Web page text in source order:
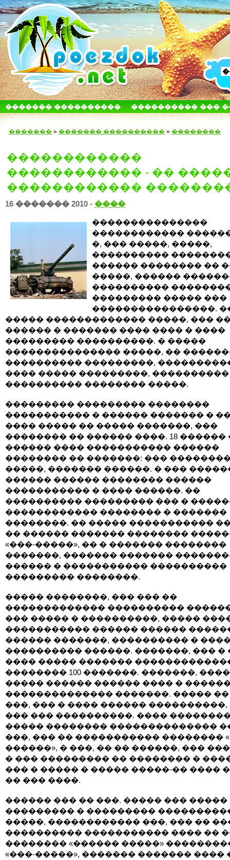
������� ����������
���������� ���
������������� ������
����� � ����
������� » ������� ���������� » ��������
������������
������������ - ��
������������
16 ������� 2010 - ����
���������������
������������
�, ��� �����, �����,
����������
������ �������� ��
�����, ������
����������
��������� ����� ���
����������������.
����� ������������� �����, ���
������ � ������� ���� ���� � ����
��������� ����������. � �����
��������������� �����, ��
���������� ���������,
���� ����� ���������, ����������
���������� �������� �����.
��������� ��������� ��������
����������� � ������ ������� �
���� ����� �� ����� �������, ���
�������� �� ������ ����. 18 ������
������ ���� ����������� ������
�������� �� �������: ���
�����, ������� ������. � ���
������ ������ �������� ������
����������� � ���� ������. ��
���������� ��������� ��� �
������������ �������� � �������
��������. �� ����� �����������
�� ������ ������� ��������
«���-�����», �� � ������� ��������
�������, ������� �������
������ � ����������� ����������
��������� ��������.
����� ��������, ��� ��� ��
������������� ����������
��� ����� � ����������, �����
����������� ������ ������
������ �������, ���������� �
���������� ������. �������, ��� �
���� ����� �������
�������� 100 �������. �������,
����� ������ ������ ���� �
�������������� �������. ����� ��
���, ��� � ���� ������ ����������,
��� ��� ����������. ����
����� �������� ��������������
���, ��� �� ����������� ��������
������», � ���, �� �� ������, ���
� ��� ��������� �� �������� �
��� � ����� � ����� �����-�� ����
�� ��� ����.
������ ��� �� ���. ����� ��� �����
��������� � ���������
�����, ������������ ���, ��� ��
���������� ����������� ���� ��
�������� «������ �����»
«���-�����», ������� ������� ����